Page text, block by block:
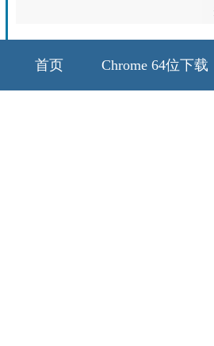
首页 Chrome 64位下载